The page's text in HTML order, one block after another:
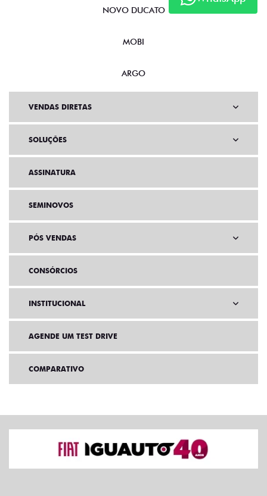
NOVO DUCATO
MOBI
ARGO
VENDAS DIRETAS
SOLUÇÕES
ASSINATURA
SEMINOVOS
PÓS VENDAS
CONSÓRCIOS
INSTITUCIONAL
AGENDE UM TEST DRIVE
COMPARATIVO